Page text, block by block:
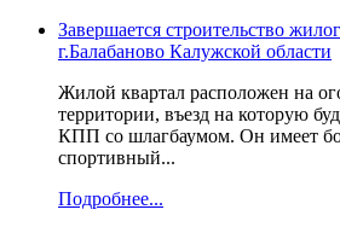
Завершается строительство
г.Балабаново Калужской области
Жилой квартал расположен на
территории, въезд на которую
КПП со шлагбаумом. Он имеет
спортивный...
Подробнее...